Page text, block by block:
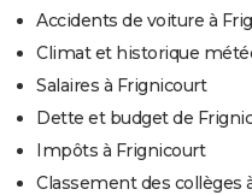
Accidents de voiture à
Climat et historique
Salaires à Frignicourt
Dette et budget de
Impôts à Frignicourt
Classement des collèges